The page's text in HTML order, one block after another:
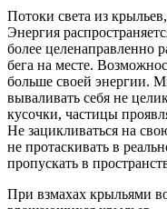
Потоки света из
Энергия
более целенаправленно
бега на месте.
больше своей энергии.
вываливать себя не
кусочки, частицы
Не зацикливаться на
не протаскивать в
пропускать в
При взмахах крыльями